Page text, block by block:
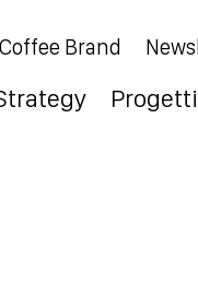
Coffee Brand
Progetti